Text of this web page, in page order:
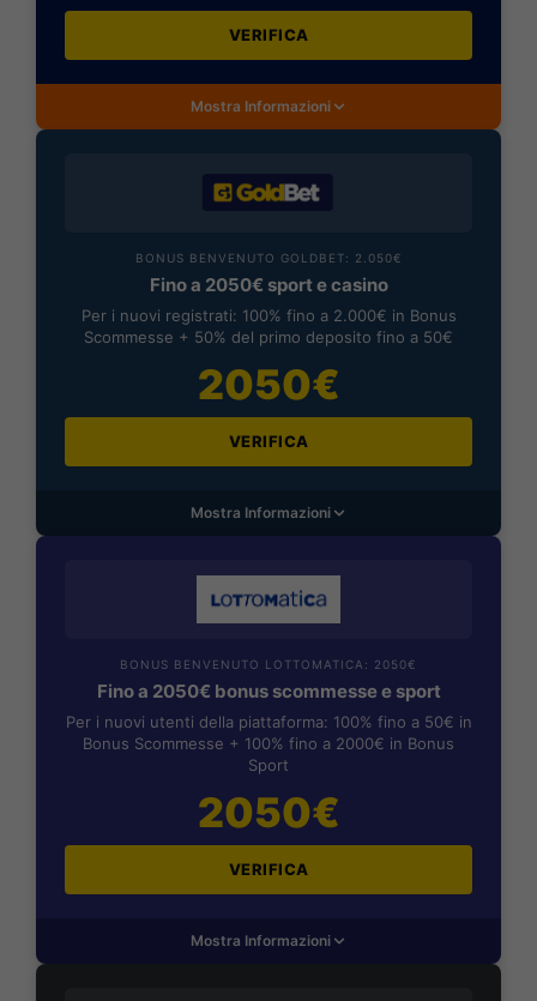
VERIFICA
Mostra Informazioni
BONUS BENVENUTO GOLDBET: 2.050€
Fino a 2050€ sport e casino
Per i nuovi registrati: 100% fino a 2.000€ in Bonus
Scommesse + 50% del primo deposito fino a 50€
2050€
VERIFICA
Mostra Informazioni
BONUS BENVENUTO LOTTOMATICA: 2050€
Fino a 2050€ bonus scommesse e sport
Per i nuovi utenti della piattaforma: 100% fino a 50€ in
Bonus Scommesse + 100% fino a 2000€ in Bonus
Sport
2050€
VERIFICA
Mostra Informazioni